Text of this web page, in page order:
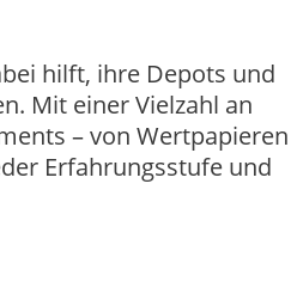
hilft, ihre Depots und
Mit einer Vielzahl an
– von
Erfahrungsstufe und